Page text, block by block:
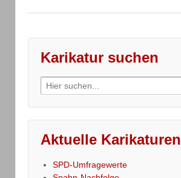
Karikatur suchen
Search
for:
Aktuelle Karikaturen
SPD-Umfragewerte